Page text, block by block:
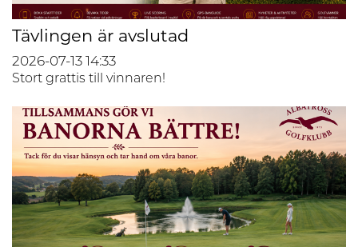
Tävlingen är avslutad
2026-07-13 14:33
Stort grattis till vinnaren!